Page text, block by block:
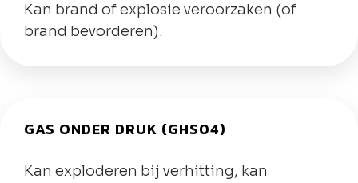
Kan brand of explosie veroorzaken (of
brand bevorderen).
GAS ONDER DRUK (GHS04)
Kan exploderen bij verhitting, kan